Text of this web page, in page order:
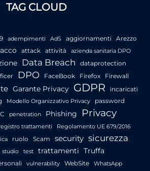
TAG CLOUD
adempimenti AdS aggiornamenti Arezzo
attack attività
azienda sanitaria DPO
Data Breach
dataprotection
DPO FaceBook Firefox Firewall
Garante Privacy GDPR incaricati
Modello Organizzativo Privacy
password
penetration Phishing Privacy
trattamenti Regolamento UE 679/2016
ruolo Scam security sicurezza
studio test trattamenti Truffa
vulnerability WebSite WhatsApp